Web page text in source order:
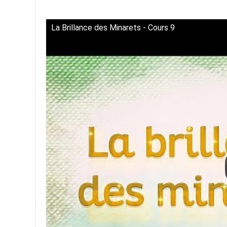
La Brillance des Minarets - Cours 9